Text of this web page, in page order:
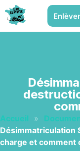
Accueil »
Désimmatriculation
charge et comment